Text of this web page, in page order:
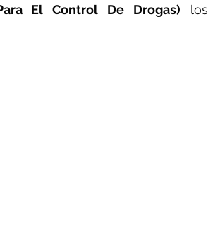
El Control De Drogas) los